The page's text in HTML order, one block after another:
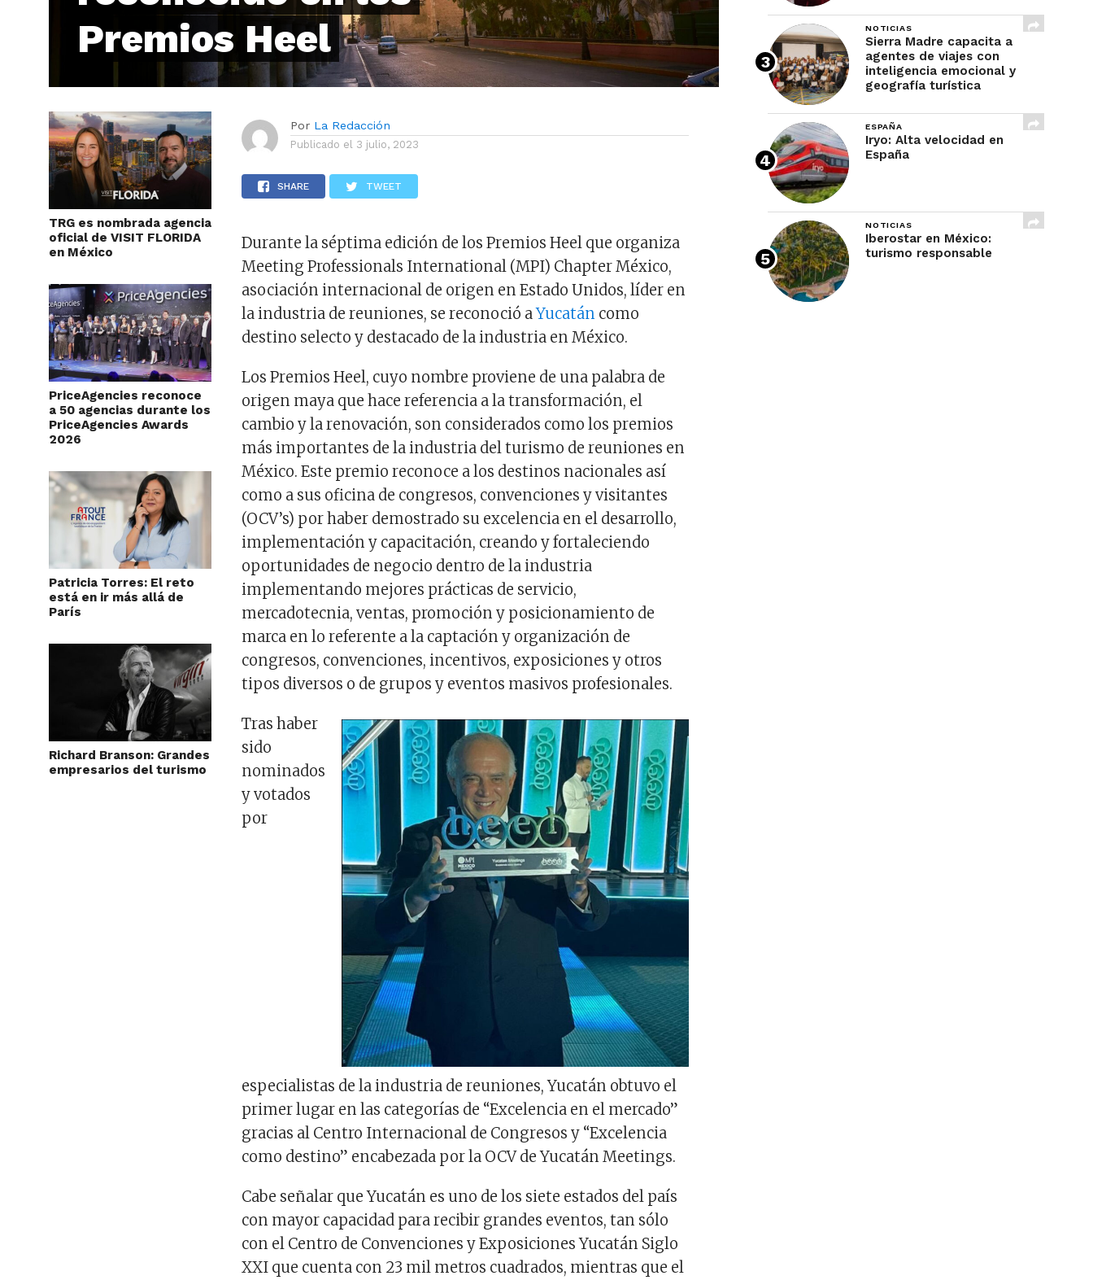
Premios Heel
TRG es nombrada agencia
oficial de VISIT FLORIDA
en México
PriceAgencies reconoce
a 50 agencias durante los
PriceAgencies Awards
2026
Patricia Torres: El reto
está en ir más allá de
París
Richard Branson: Grandes
empresarios del turismo
Por La Redacción
Publicado el 3 julio, 2023
SHARE TWEET
Durante la séptima edición de los Premios Heel que organiza
Meeting Professionals International (MPI) Chapter México,
asociación internacional de origen en Estado Unidos, líder en
la industria de reuniones, se reconoció aYucatán como
destino selecto y destacado de la industria en México.
Los Premios Heel, cuyo nombre proviene de una palabra de
origen maya que hace referencia a la transformación, el
cambio y la renovación, son considerados como los premios
más importantes de la industria del turismo de reuniones en
México. Este premio reconoce a los destinos nacionales así
como a sus oficina de congresos, convenciones y visitantes
(OCV’s) por haber demostrado su excelencia en el desarrollo,
implementación y capacitación, creando y fortaleciendo
oportunidades de negocio dentro de la industria
implementando mejores prácticas de servicio,
mercadotecnia, ventas, promoción y posicionamiento de
marca en lo referente a la captación y organización de
congresos, convenciones, incentivos, exposiciones y otros
tipos diversos o de grupos y eventos masivos profesionales.
Tras haber
sido
nominados
y votados
por
especialistas de la industria de reuniones, Yucatán obtuvo el
primer lugar en las categorías de “Excelencia en el mercado”
gracias al Centro Internacional de Congresos y “Excelencia
como destino” encabezada por la OCV de Yucatán Meetings.
Cabe señalar que Yucatán es uno de los siete estados del país
con mayor capacidad para recibir grandes eventos, tan sólo
con el Centro de Convenciones y Exposiciones Yucatán Siglo
XXI que cuenta con 23 mil metros cuadrados, mientras que el
NOTICIAS
Sierra Madre capacita a
agentes de viajes con
inteligencia emocional y
geografía turística
ESPAÑA
Iryo: Alta velocidad en
España
NOTICIAS
Iberostar en México:
turismo responsable